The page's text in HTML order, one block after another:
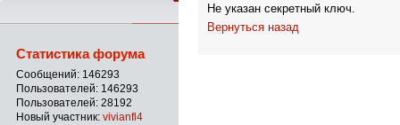
Не указан секретный ключ.
Вернуться назад
Статистика форума
Сообщений: 146293
Пользователей: 146293
Пользователей: 28192
Новый участник: vivianfl4